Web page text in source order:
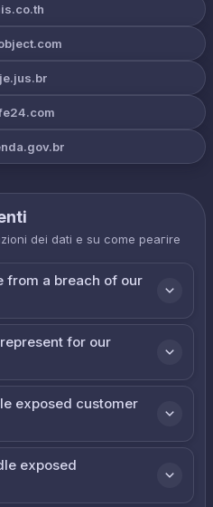
dei dati e su come реагire
from a breach of our
for our
exposed customer
exposed